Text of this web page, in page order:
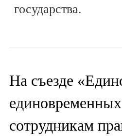
государства.
На съезде
сотрудникам